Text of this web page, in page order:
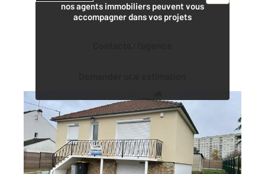
nos agents immobiliers peuvent vous
accompagner dans vos projets
Contacter l'agence
Demander une estimation
CHALONS EN CHAMPAGNE 51
51,12 m2, 3 pièces
Ref : 4485
Maison à vendre